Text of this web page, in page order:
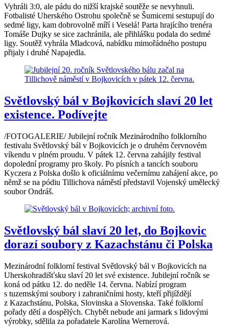
Vyhráli 3:0, ale pádu do nižší krajské soutěže se nevyhnuli.
Fotbalisté Uherského Ostrohu společně se Šumicemi sestupují do
sedmé ligy, kam dobrovolně míří i Veselá! Parta hrajícího trenéra
Tomáše Dujky se sice zachránila, ale přihlášku podala do sedmé
ligy. Soutěž vyhrála Mladcová, nabídku mimořádného postupu
přijaly i druhé Napajedla.
Světlovský bál v Bojkovicích slaví 20 let
existence. Podívejte
/FOTOGALERIE/ Jubilejní ročník Mezinárodního folklorního
festivalu Světlovský bál v Bojkovicích je o druhém červnovém
víkendu v plném proudu. V pátek 12. června zahájily festival
dopolední programy pro školy. Po písních a tancích souboru
Kyczera z Polska došlo k oficiálnímu večernímu zahájení akce, po
němž se na pódiu Tillichova náměstí představil Vojenský umělecký
soubor Ondráš.
Světlovský bál slaví 20 let, do Bojkovic
dorazí soubory z Kazachstánu či Polska
Mezinárodní folklorní festival Světlovský bál v Bojkovicích na
Uherskohradišťsku slaví 20 let své existence. Jubilejní ročník se
koná od pátku 12. do neděle 14. června. Nabízí program
s tuzemskými soubory i zahraničními hosty, kteří přijíždějí
z Kazachstánu, Polska, Slovinska a Slovenska. Také folklorní
pořady dětí a dospělých. Chybět nebude ani jarmark s lidovými
výrobky, sdělila za pořadatele Karolína Wernerová.